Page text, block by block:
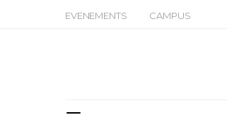
EVENEMENTS CAMPUS